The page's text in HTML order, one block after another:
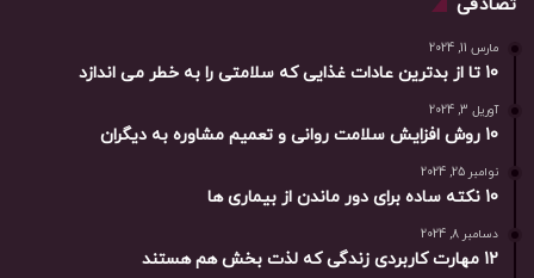
تصادفی
مارس 11, 2024
10 تا از بدترین عادات غذایی که سلامتی را به خطر می اندازد
آوریل 3, 2024
10 روش افزایش سلامت روانی و تعمیم مشاوره به دیگران
نوامبر 25, 2024
10 نکته ساده برای دور ماندن از بیماری ها
دسامبر 8, 2024
12 مهارت کاربردی زندگی که لذت بخش هم هستند